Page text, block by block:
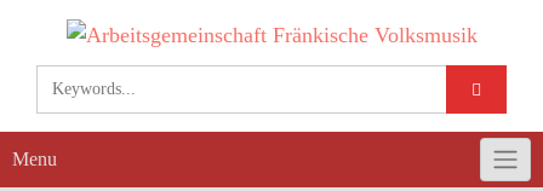
content
Menu